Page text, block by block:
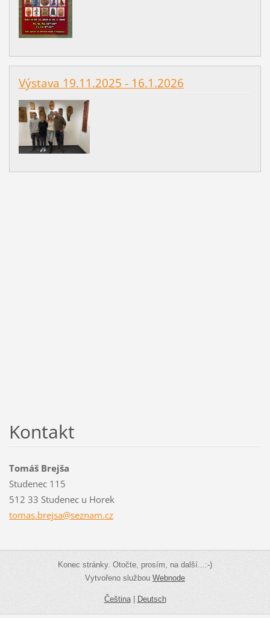
Výstava 19.11.2025 - 16.1.2026
Kontakt
Tomáš Brejša
Studenec 115
512 33 Studenec u Horek
tomas.brejsa@seznam.cz
Konec stránky. Otočte, prosím, na další...:-)
Vytvořeno službouWebnode
Čeština|Deutsch